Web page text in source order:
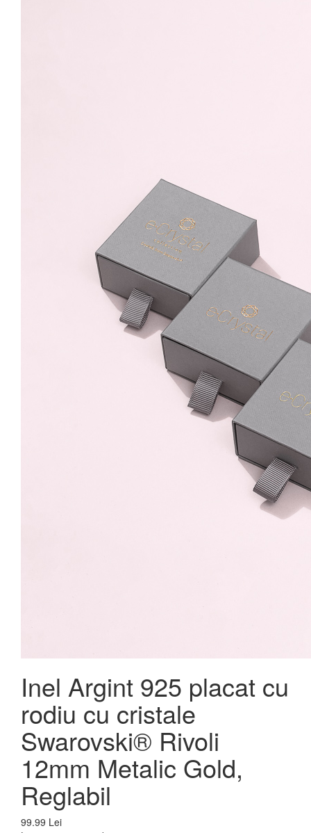
rodiu cu cristale
Swarovski® Rivoli 12mm
Metalic Gold, Reglabil
Inel Argint 925 placat cu
rodiu cu cristale
Swarovski® Rivoli
12mm Metalic Gold,
Reglabil
99.99 Lei